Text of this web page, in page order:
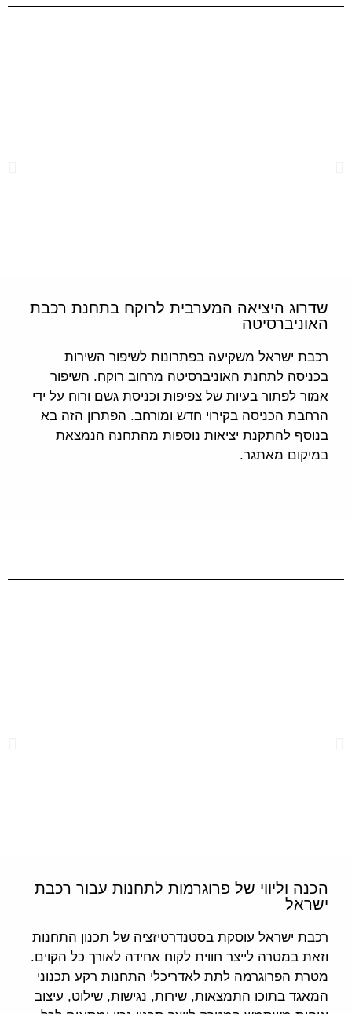
שדרוג היציאה המערבית לרוקח בתחנת רכבת
האוניברסיטה
רכבת ישראל משקיעה בפתרונות לשיפור השירות
בכניסה לתחנת האוניברסיטה מרחוב רוקח. השיפור
אמור לפתור בעיות של צפיפות וכניסת גשם ורוח על ידי
הרחבת הכניסה בקירוי חדש ומורחב. הפתרון הזה בא
בנוסף להתקנת יציאות נוספות מהתחנה הנמצאת
במיקום מאתגר.
הכנה וליווי של פרוגרמות לתחנות עבור רכבת
ישראל
רכבת ישראל עוסקת בסטנדרטיזציה של תכנון התחנות
וזאת במטרה לייצר חווית לקוח אחידה לאורך כל הקוים.
מטרת הפרוגרמה לתת לאדריכלי התחנות רקע תכנוני
המאגד בתוכו התמצאות, שירות, נגישות, שילוט, עיצוב